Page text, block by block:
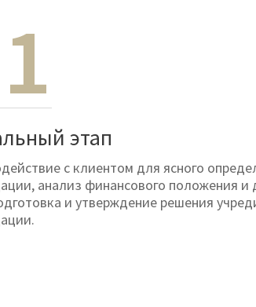
этап
с клиентом для ясного
анализ финансового положения и
и утверждение решения